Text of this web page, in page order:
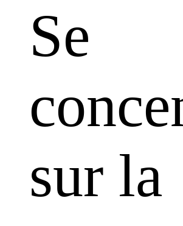
Se
sur la